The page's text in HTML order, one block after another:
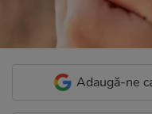
Adaugă-ne